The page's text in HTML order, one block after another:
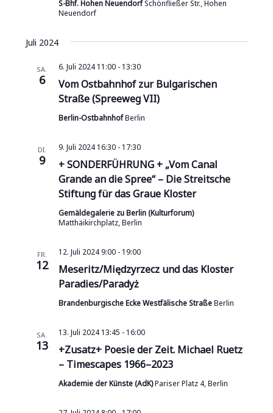
S-Bhf. Hohen NeuendorfSchönfließer Str., Hohen
Neuendorf
Juli 2024
SA.
6
Vom Ostbahnhof zur Bulgarischen
Straße (Spreeweg VII)
6. Juli 2024 11:00- 13:30
Berlin-OstbahnhofBerlin
DI.
9
+ SONDERFÜHRUNG + „Vom Canal
Grande an die Spree“ – Die Streitsche
Stiftung für das Graue Kloster
9. Juli 2024 16:30- 17:30
Gemäldegalerie zu Berlin (Kulturforum)
Matthäikirchplatz, Berlin
FR.
12
Meseritz/Międzyrzecz und das Kloster
Paradies/Paradyż
12. Juli 2024 9:00- 19:00
Brandenburgische Ecke Westfälische StraßeBerlin
SA.
13
+Zusatz+ Poesie der Zeit. Michael Ruetz
– Timescapes 1966–2023
13. Juli 2024 13:45 - 16:00
Akademie der Künste (AdK)Pariser Platz 4, Berlin